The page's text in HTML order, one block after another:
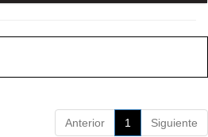
Anterior 1 Siguiente